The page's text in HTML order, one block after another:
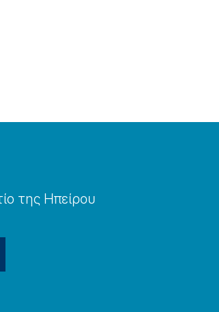
της Ηπείρου